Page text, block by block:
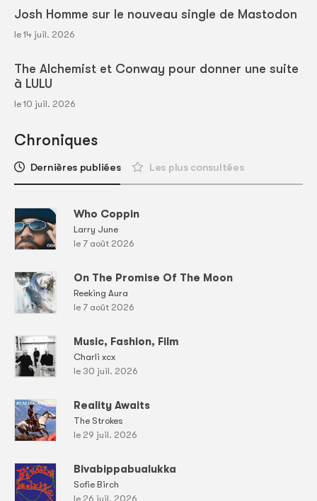
Josh Homme sur le nouveau single de Mastodon
le 14 juil. 2026
The Alchemist et Conway pour donner une suite
à LULU
le 10 juil. 2026
Chroniques
Dernières publiées Les plus consultées
Who Coppin
Larry June
le 7 août 2026
On The Promise Of The Moon
Reeking Aura
le 7 août 2026
Music, Fashion, Film
Charli xcx
le 30 juil. 2026
Reality Awaits
The Strokes
le 29 juil. 2026
Bivabippabualukka
Sofie Birch
le 26 juil. 2026